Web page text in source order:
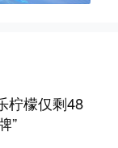
柠檬仅剩48
”